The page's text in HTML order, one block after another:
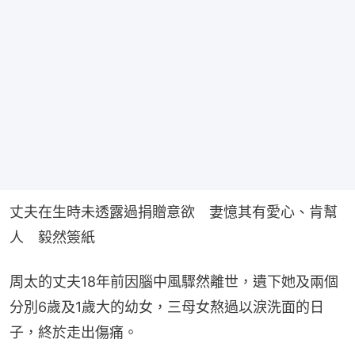
丈夫在生時未透露過捐贈意欲　妻憶其有愛心、肯幫
人　毅然簽紙
周太的丈夫18年前因腦中風驟然離世，遺下她及兩個
分別6歲及1歲大的幼女，三母女熬過以淚洗面的日
子，終於走出傷痛。